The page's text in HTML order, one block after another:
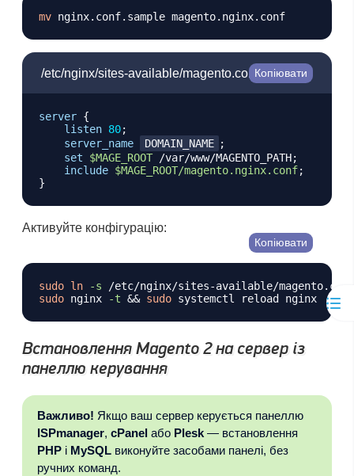
mv
/etc/nginx/sites-available/magento.conf
server {
listen 80;
server_name
DOMAIN_NAME ;
set
$MAGE_ROOT /var/www/MAGENTO_PATH;
include $MAGE_ROOT/magento.nginx.conf;
}
Копіювати
Активуйте конфігурацію:
sudo ln
-s
sudo nginx -t && sudo
Копіювати
Встановлення Magento 2 на сервер із
панеллю керування
Важливо! Якщо ваш сервер керується панеллю
ISPmanager, cPanelабо Plesk— встановлення
PHPі MySQLвиконуйте засобами панелі, без
ручних команд.